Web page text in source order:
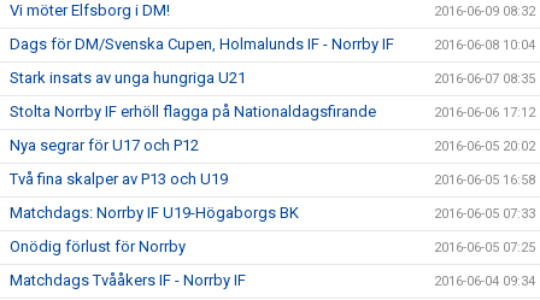
Vi möter Elfsborg i DM! 2016-06-09 08:32
Dags för DM/Svenska Cupen, Holmalunds IF - Norrby IF 2016-06-08 10:04
Stark insats av unga hungriga U21 2016-06-07 08:35
Stolta Norrby IF erhöll flagga på Nationaldagsfirande 2016-06-06 17:12
Nya segrar för U17 och P12 2016-06-05 20:02
Två fina skalper av P13 och U19 2016-06-05 16:58
Matchdags: Norrby IF U19-Högaborgs BK 2016-06-05 07:33
Onödig förlust för Norrby 2016-06-05 07:25
Matchdags Tvååkers IF - Norrby IF 2016-06-04 09:34